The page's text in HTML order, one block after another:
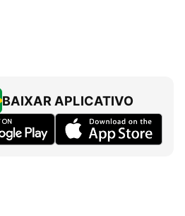
BAIXAR APLICATIVO